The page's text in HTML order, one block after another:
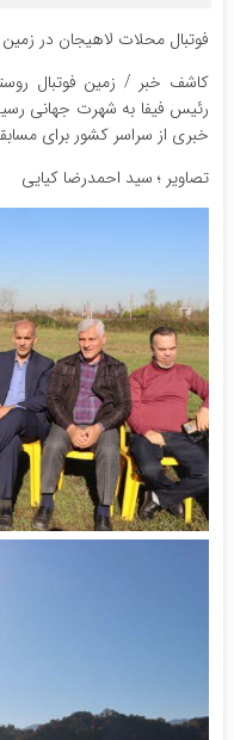
فوتبال محلات لاهیجان در زمین
کاشف خبر / زمین فوتبال
رئیس فیفا به شهرت جهانی
خبری از سراسر کشور برای
تصاویر ؛ سید احمدرضا کیایی